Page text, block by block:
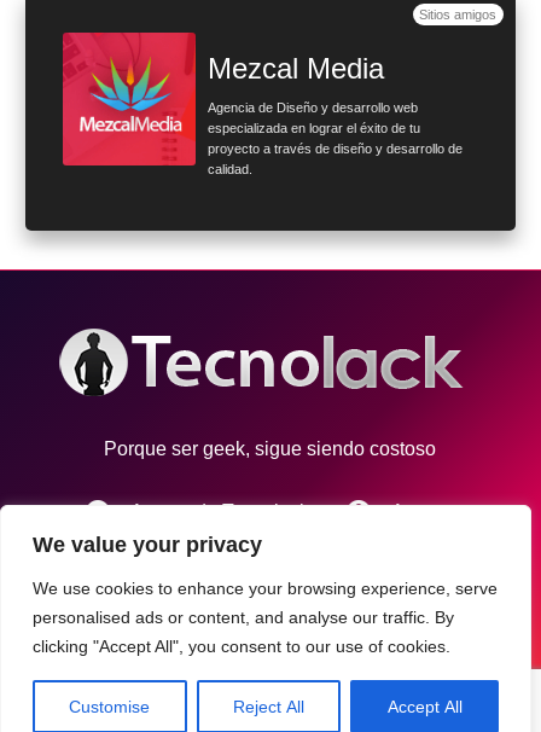
We value your privacy
We use cookies to enhance your browsing experience, serve
personalised ads or content, and analyse our traffic. By
clicking "Accept All", you consent to our use of cookies.
Customise Reject All Accept All
Sitios amigos
Mezcal Media
Agencia de Diseño y desarrollo web
especializada en lograr el éxito de tu
proyecto a través de diseño y desarrollo de
calidad.
Porque ser geek, sigue siendo costoso
info Acerca de Tecnolack account_circle Autores
Desarrollo por MezcalMedia